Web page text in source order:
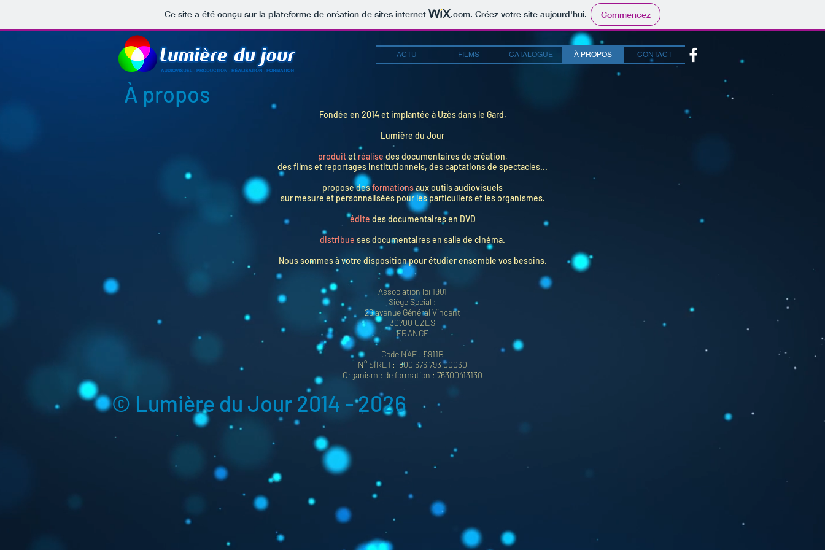
Ce site a été conçu sur la plateforme de création de sites internet .com. Créez votre site aujourd'hui. Commencez
ACTU FILMS CATALOGUE À PROPOS CONTACT
À propos
Fondée en 2014 et implantée à Uzès dans le Gard,
Lumière du Jour
produitet réalise des documentaires de création,
des films et reportages institutionnels, des captations de spectacles...
propose desformationsaux outils audiovisuels
sur mesure et personnalisées pour les particuliers et les organismes.
édite des documentaires en DVD
distribue ses documentaires en salle de cinéma.
Nous sommes à votre disposition pour étudier ensemble vos besoins.
Association loi 1901
Siège Social :
26 avenue Général Vincent
30700 UZÈS
FRANCE
Code NAF : 5911B
N° SIRET: 800 676 793 00030
Organisme de formation : 76300413130
© Lumière du Jour 2014 - 2026